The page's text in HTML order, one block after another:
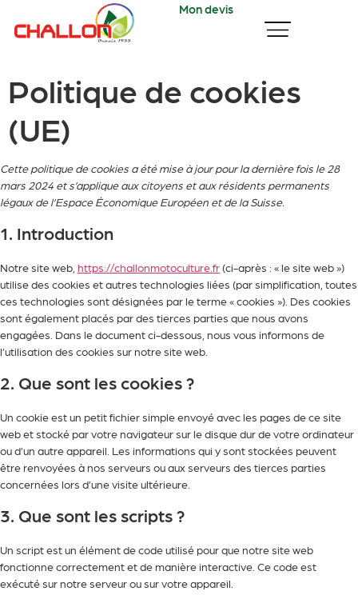
Mon devis
Politique de cookies
(UE)
Cette politique de cookies a été mise à jour pour la dernière fois le 28
mars 2024 et s’applique aux citoyens et aux résidents permanents
légaux de l’Espace Économique Européen et de la Suisse.
1. Introduction
Notre site web, https://challonmotoculture.fr (ci-après : « le site web »)
utilise des cookies et autres technologies liées (par simplification, toutes
ces technologies sont désignées par le terme « cookies »). Des cookies
sont également placés par des tierces parties que nous avons
engagées. Dans le document ci-dessous, nous vous informons de
l’utilisation des cookies sur notre site web.
2. Que sont les cookies ?
Un cookie est un petit fichier simple envoyé avec les pages de ce site
web et stocké par votre navigateur sur le disque dur de votre ordinateur
ou d’un autre appareil. Les informations qui y sont stockées peuvent
être renvoyées à nos serveurs ou aux serveurs des tierces parties
concernées lors d’une visite ultérieure.
3. Que sont les scripts ?
Un script est un élément de code utilisé pour que notre site web
fonctionne correctement et de manière interactive. Ce code est
exécuté sur notre serveur ou sur votre appareil.